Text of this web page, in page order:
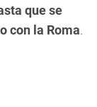
que se
con la Roma.